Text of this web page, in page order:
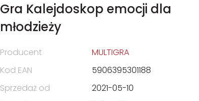
Gra Kalejdoskop emocji dla
młodzieży
Producent
MULTIGRA
Kod EAN
5906395301188
Sprzedaż od
2021-05-10